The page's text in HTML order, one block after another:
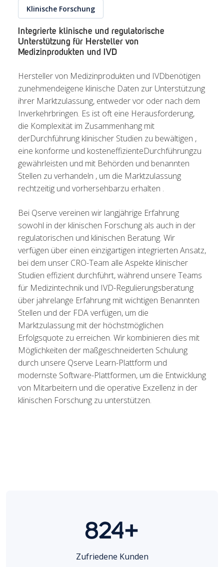
Klinische Forschung
Integrierte klinische und regulatorische
Unterstützung für Hersteller von
Medizinprodukten und IVD
Hersteller von Medizinprodukten und IVDbenötigen
zunehmendeigene klinische Daten zur Unterstützung
ihrer Marktzulassung, entweder vor oder nach dem
Inverkehrbringen. Es ist oft eine Herausforderung,
die Komplexität im Zusammenhang mit
derDurchführung klinischer Studien zu bewältigen ,
eine konforme und kosteneffizienteDurchführungzu
gewährleisten und mit Behörden und benannten
Stellen zu verhandeln , um die Marktzulassung
rechtzeitig und vorhersehbarzu erhalten .
Bei Qserve vereinen wir langjährige Erfahrung
sowohl in der klinischen Forschung als auch in der
regulatorischen und klinischen Beratung. Wir
verfügen über einen einzigartigen integrierten Ansatz,
bei dem unser CRO-Team alle Aspekte klinischer
Studien effizient durchführt, während unsere Teams
für Medizintechnik und IVD-Regulierungsberatung
über jahrelange Erfahrung mit wichtigen Benannten
Stellen und der FDA verfügen, um die
Marktzulassung mit der höchstmöglichen
Erfolgsquote zu erreichen. Wir kombinieren dies mit
Möglichkeiten der maßgeschneiderten Schulung
durch unsere Qserve Learn-Plattform und
modernste Software-Plattformen, um die Entwicklung
von Mitarbeitern und die operative Exzellenz in der
klinischen Forschung zu unterstützen.
824+
Zufriedene Kunden